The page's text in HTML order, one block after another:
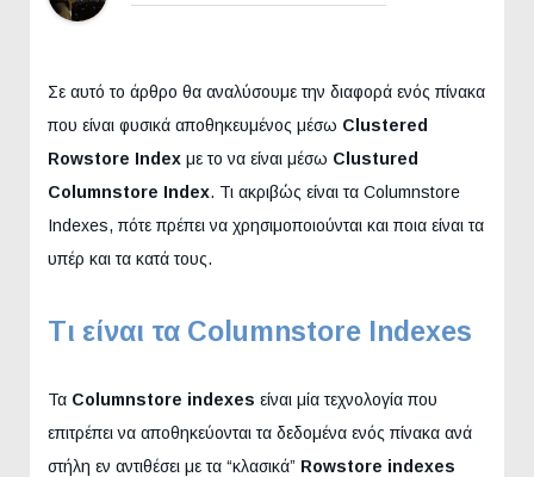
Σε αυτό το άρθρο θα αναλύσουμε την διαφορά ενός πίνακα
που είναι φυσικά αποθηκευμένος μέσω Clustered
Rowstore Index με το να είναι μέσω Clustured
Columnstore Index. Τι ακριβώς είναι τα Columnstore
Indexes, πότε πρέπει να χρησιμοποιούνται και ποια είναι τα
υπέρ και τα κατά τους.
Τι είναι τα Columnstore Indexes
Τα Columnstore indexes είναι μία τεχνολογία που
επιτρέπει να αποθηκεύονται τα δεδομένα ενός πίνακα ανά
στήλη εν αντιθέσει με τα “κλασικά” Rowstore indexes